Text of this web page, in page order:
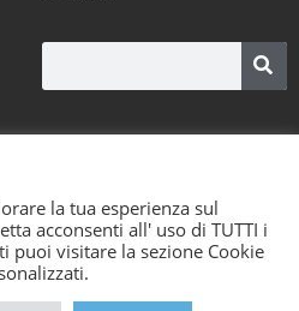
SRL © [year] | Powered by
la tua esperienza sul
acconsenti all' uso di TUTTI i
puoi visitare la sezione Cookie